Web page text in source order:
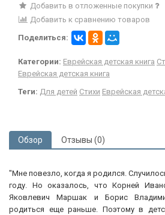
Добавить в отложенные покупки
Добавить к сравнению товаров
Поделиться:
Категории: Еврейская детская книга
Еврейская детская книга
Теги: Для детей Стихи Еврейская
Обзор Отзывы (0)
"Мне повезло, когда я родился.
году. Но оказалось, что Корней
Яковлевич Маршак и Борис
родиться еще раньше. Поэтому в